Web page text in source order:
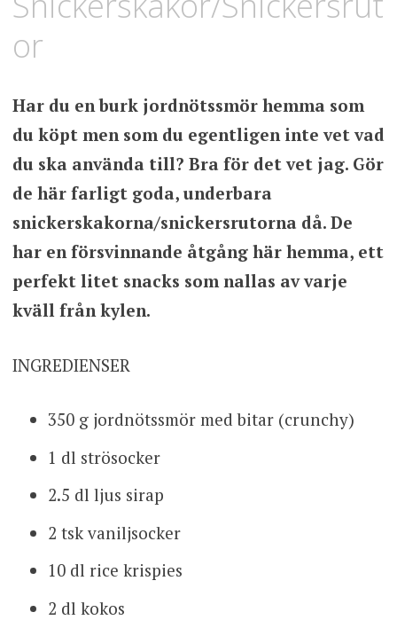
or
Har du en burk jordnötssmör hemma som
du köpt men som du egentligen inte vet vad
du ska använda till? Bra för det vet jag. Gör
de här farligt goda, underbara
snickerskakorna/snickersrutorna då. De
har en försvinnande åtgång här hemma, ett
perfekt litet snacks som nallas av varje
kväll från kylen.
INGREDIENSER
350 g jordnötssmör med bitar (crunchy)
1 dl strösocker
2.5 dl ljus sirap
2 tsk vaniljsocker
10 dl rice krispies
2 dl kokos